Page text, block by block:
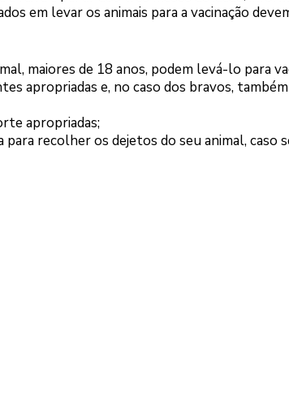
em levar os animais para a vacinação
maiores de 18 anos, podem levá-lo para
apropriadas e, no caso dos bravos, também
apropriadas;
recolher os dejetos do seu animal, caso